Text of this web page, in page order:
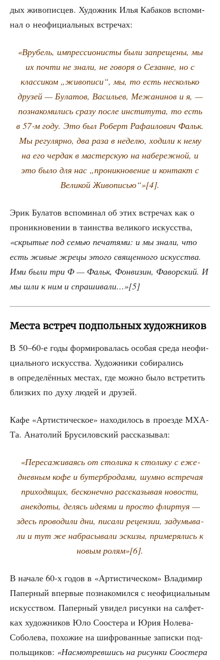
дых живо­пис­цев. Худож­ник Илья Каба­ков вспо­ми­
нал о неофи­ци­аль­ных встречах:
«Вру­бель, импрес­си­о­ни­сты были запре­ще­ны, мы
их почти не зна­ли, не гово­ря о Сезанне, но с
клас­си­ком „живо­пи­си“, мы, то есть несколь­ко
дру­зей — Була­тов, Васи­льев, Межа­ни­нов и я, —
позна­ко­ми­лись сра­зу после инсти­ту­та, то есть
в 57‑м году. Это был Роберт Рафа­и­ло­вич Фальк.
Мы регу­ляр­но, два раза в неде­лю, ходи­ли к нему
на его чер­дак в мастер­скую на набе­реж­ной, и
это было для нас „про­ник­но­ве­ние и кон­такт с
Вели­кой Живописью“»[4].
Эрик Була­тов вспо­ми­нал об этих встре­чах как о
про­ник­но­ве­нии в таин­ства вели­ко­го искус­ства,
«скры­тые под семью печа­тя­ми: и мы зна­ли, что
есть живые жре­цы это­го свя­щен­но­го искус­ства.
Ими были три Ф — Фальк, Фон­ви­зин, Фавор­ский. И
мы шли к ним и спрашивали…»[5]
Места встреч подпольных художников
В 50–60‑е годы фор­ми­ро­ва­лась осо­бая сре­да неофи­
ци­аль­но­го искус­ства. Худож­ни­ки соби­ра­лись
в опре­де­лён­ных местах, где мож­но было встре­тить
близ­ких по духу людей и друзей.
Кафе «Арти­сти­че­ское» нахо­ди­лось в про­ез­де МХА­
Та. Ана­то­лий Бру­си­лов­ский рассказывал:
«Пере­са­жи­ва­ясь от сто­ли­ка к сто­ли­ку с еже­
днев­ным кофе и бутер­бро­да­ми, шум­но встре­чая
при­хо­дя­щих, бес­ко­неч­но рас­ска­зы­вая ново­сти,
анек­до­ты, делясь иде­я­ми и про­сто флир­туя —
здесь про­во­ди­ли дни, писа­ли рецен­зии, заду­мы­ва­
ли и тут же набра­сы­ва­ли эски­зы, при­ме­ря­лись к
новым ролям»[6].
В нача­ле 60‑х годов в «Арти­сти­че­ском» Вла­ди­мир
Папер­ный впер­вые позна­ко­мил­ся с неофи­ци­аль­ным
искус­ством. Папер­ный уви­дел рисун­ки на сал­фет­
ках худож­ни­ков Юло Соосте­ра и Юрия Ноле­ва-
Собо­ле­ва, похо­жие на шиф­ро­ван­ные запис­ки под­
поль­щи­ков: «Насмот­рев­шись на рисун­ки Соосте­ра